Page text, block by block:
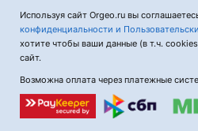
Используя сайт Orgeo.ru вы
конфиденциальности и
хотите чтобы ваши данные (в т.ч.
сайт.
Возможна оплата через платежные